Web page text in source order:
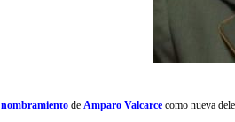
nombramiento de Amparo Valcarce como nueva